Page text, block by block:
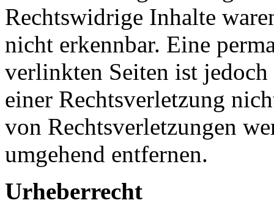
Rechtswidrige Inhalte
nicht erkennbar. Eine
verlinkten Seiten ist
einer Rechtsverletzung
von Rechtsverletzungen
umgehend entfernen.
Urheberrecht